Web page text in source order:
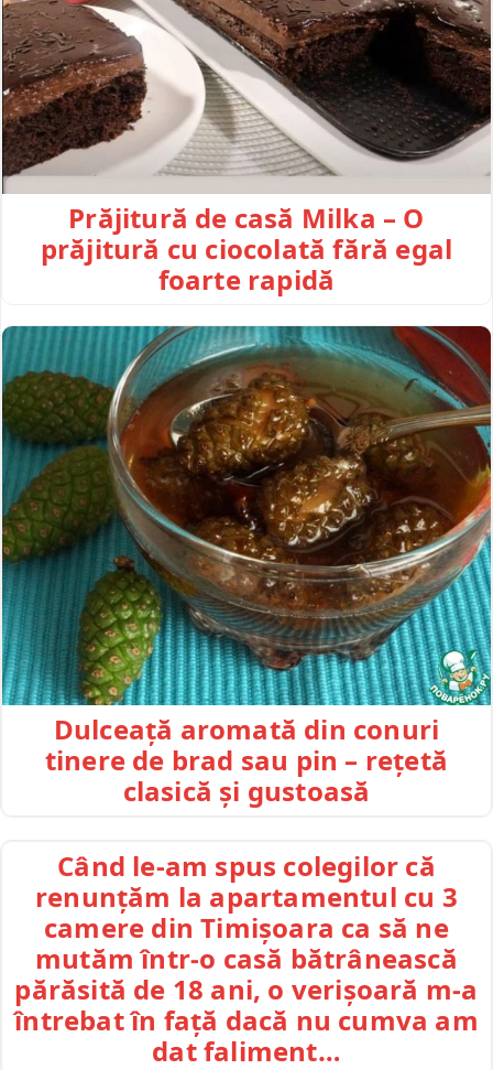
Prăjitură de casă Milka – O
prăjitură cu ciocolată fără egal
foarte rapidă
Dulceață aromată din conuri
tinere de brad sau pin – rețetă
clasică și gustoasă
Când le-am spus colegilor că
renunțăm la apartamentul cu 3
camere din Timișoara ca să ne
mutăm într-o casă bătrânească
părăsită de 18 ani, o verișoară m-a
întrebat în față dacă nu cumva am
dat faliment…